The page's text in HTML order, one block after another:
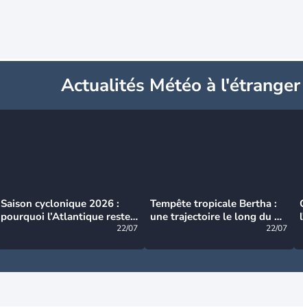
Actualités Météo à l'étranger
Saison cyclonique 2026 :
pourquoi l’Atlantique reste
22/07
Tempête tropicale Bertha :
une trajectoire le long du du
22/07